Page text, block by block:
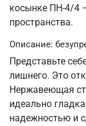
косынке ПН-4/4
пространства.
Описание:
Представьте
лишнего. Это
Нержавеющая
идеально
надежностью и